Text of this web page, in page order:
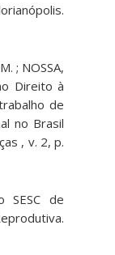
; NOSSA,
Direito à
de
no Brasil
, v. 2, p.
SESC de